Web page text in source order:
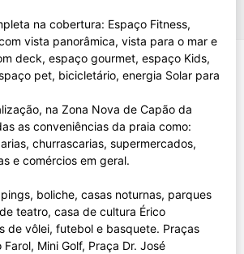
na cobertura: Espaço Fitness,
vista panorâmica, vista para o mar e
deck, espaço gourmet, espaço Kids,
pet, bicicletário, energia Solar para
na Zona Nova de Capão da
as conveniências da praia como:
churrascarias, supermercados,
e comércios em geral.
boliche, casas noturnas, parques
teatro, casa de cultura Érico
de vôlei, futebol e basquete. Praças
Mini Golf, Praça Dr. José